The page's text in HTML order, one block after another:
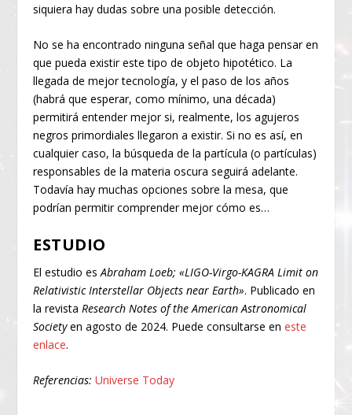
siquiera hay dudas sobre una posible detección.
No se ha encontrado ninguna señal que haga pensar en
que pueda existir este tipo de objeto hipotético. La
llegada de mejor tecnología, y el paso de los años
(habrá que esperar, como mínimo, una década)
permitirá entender mejor si, realmente, los agujeros
negros primordiales llegaron a existir. Si no es así, en
cualquier caso, la búsqueda de la partícula (o partículas)
responsables de la materia oscura seguirá adelante.
Todavía hay muchas opciones sobre la mesa, que
podrían permitir comprender mejor cómo es…
ESTUDIO
El estudio esAbraham Loeb; «LIGO-Virgo-KAGRA Limit on
Relativistic Interstellar Objects near Earth». Publicado en
la revistaResearch Notes of the American Astronomical
Societyen agosto de 2024. Puede consultarse eneste
enlace.
Referencias: Universe Today